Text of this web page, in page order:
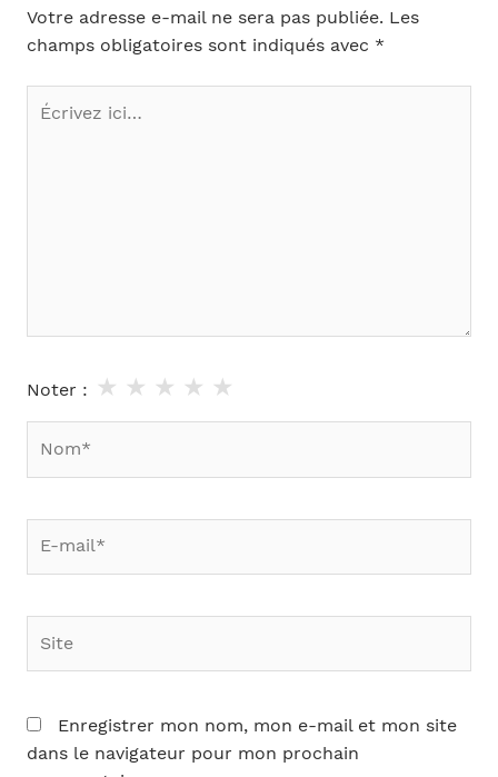
Votre adresse e-mail ne sera pas publiée. Les
champs obligatoires sont indiqués avec *
Écrivez
Noter : ★
★
★
★
★
Enregistrer mon nom, mon e-mail et mon site
dans le navigateur pour mon prochain